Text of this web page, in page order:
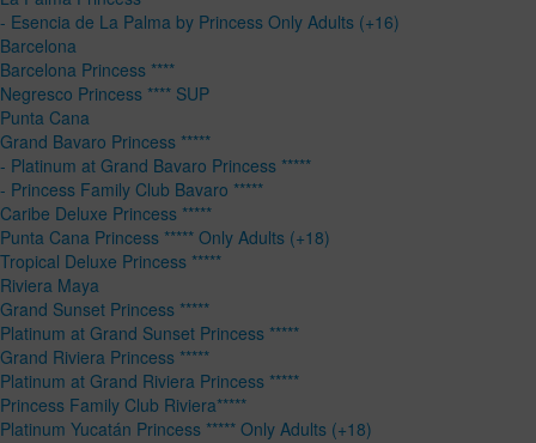
- Esencia de La Palma by Princess Only Adults (+16)
Barcelona
Barcelona Princess ****
Negresco Princess **** SUP
Punta Cana
Grand Bavaro Princess *****
- Platinum at Grand Bavaro Princess *****
- Princess Family Club Bavaro *****
Caribe Deluxe Princess *****
Punta Cana Princess ***** Only Adults (+18)
Tropical Deluxe Princess *****
Riviera Maya
Grand Sunset Princess *****
Platinum at Grand Sunset Princess *****
Grand Riviera Princess *****
Platinum at Grand Riviera Princess *****
Princess Family Club Riviera*****
Platinum Yucatán Princess ***** Only Adults (+18)